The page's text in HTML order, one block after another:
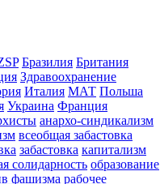
Бразилия Британия
Здравоохранение
Италия МАТ Польша
Украина Франция
анархо-синдикализм
всеобщая забастовка
забастовка капитализм
солидарность образование
фашизма рабочее